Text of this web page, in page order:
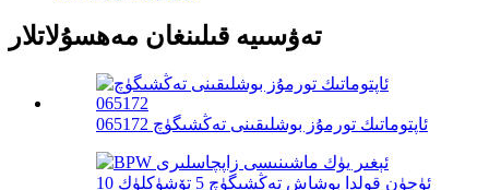
تەۋسىيە قىلىنغان مەھسۇلاتلار
ئاپتوماتىك تورمۇز بوشلىقىنى تەڭشىگۈچ 065172